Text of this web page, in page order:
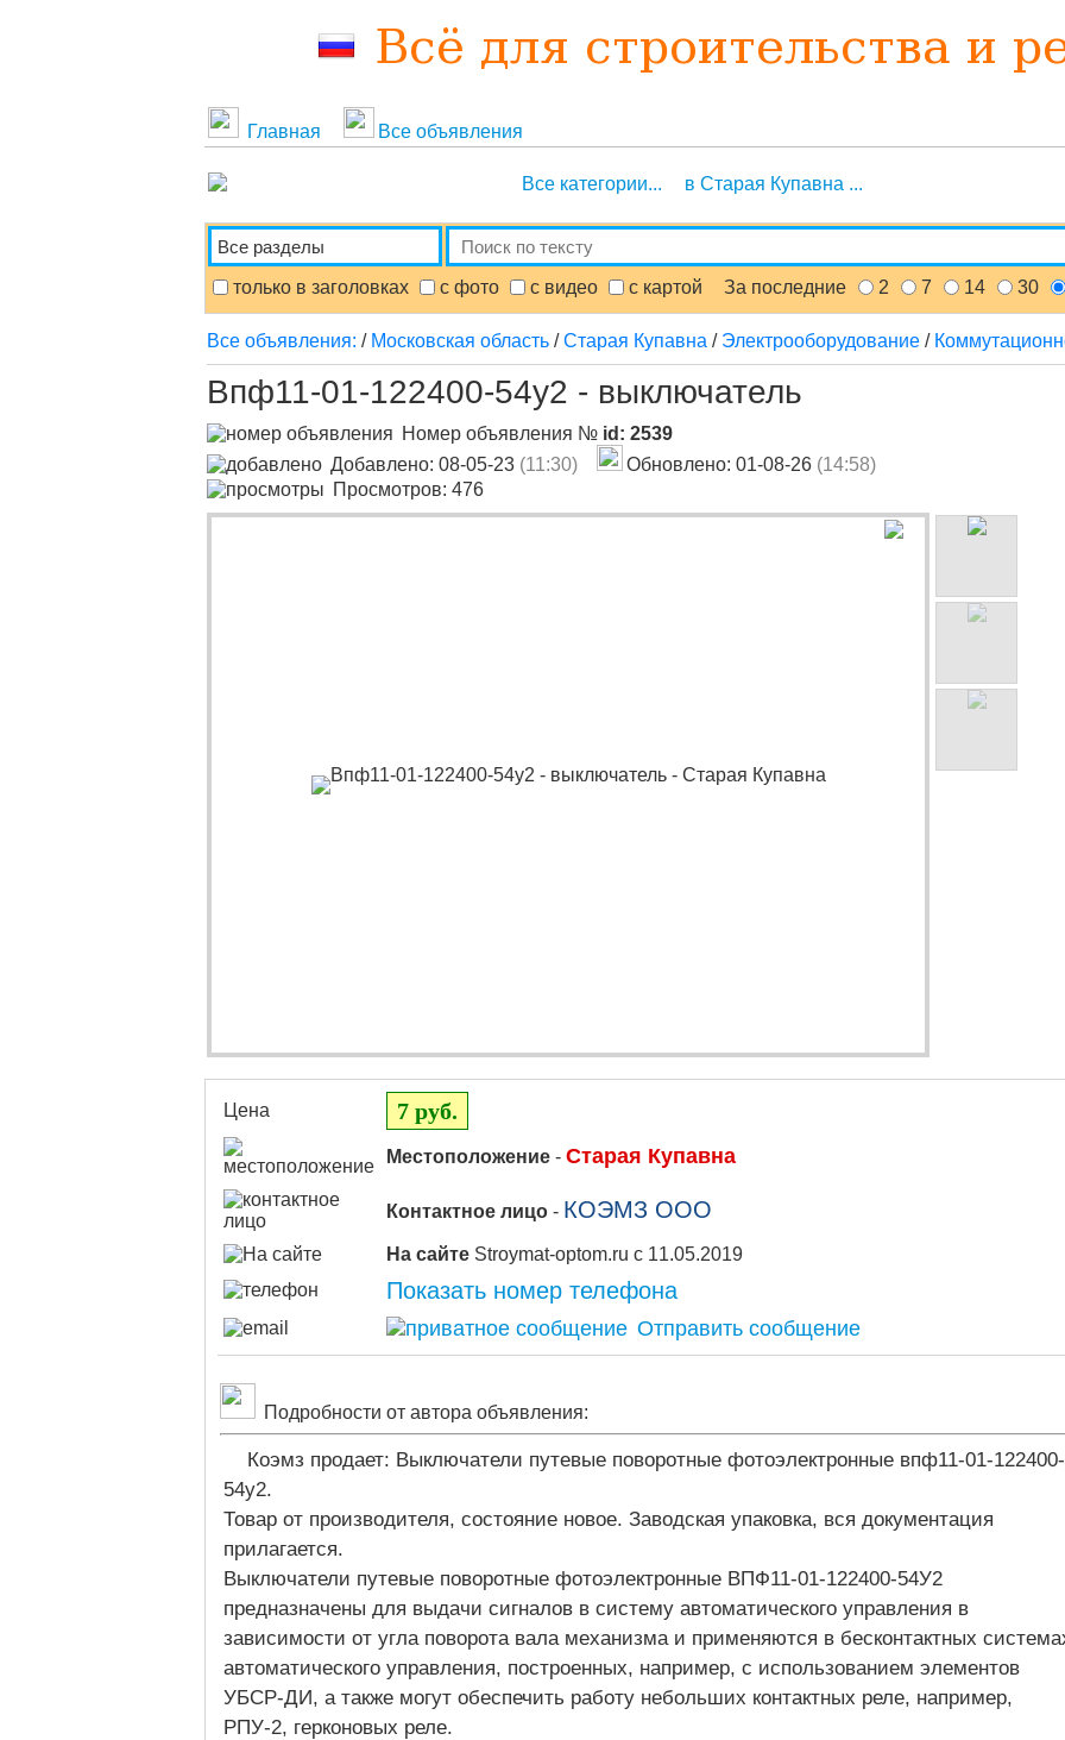
Главная Все объявления
Все категории... в Старая Купавна ...
только в заголовках с фото с видео с картой За последние 2 7 14 30
Все объявления: / Московская область /Старая Купавна / Электрооборудование /
Впф11-01-122400-54у2 - выключатель
Номер объявления № id: 2539
Добавлено: 08-05-23 (11:30) Обновлено: 01-08-26 (14:58)
Просмотров: 476
Цена 7 руб.
Местоположение - Старая Купавна
Контактное лицо - КОЭМЗ ООО
На сайте Stroymat-optom.ru с 11.05.2019
Показать номер телефона
Отправить сообщение
Подробности от автора объявления:
Коэмз продает: Выключатели путевые поворотные фотоэлектронные впф11-01-122400-
54у2.
Товар от производителя, состояние новое. Заводская упаковка, вся документация
прилагается.
Выключатели путевые поворотные фотоэлектронные ВПФ11-01-122400-54У2
предназначены для выдачи сигналов в систему автоматического управления в
зависимости от угла поворота вала механизма и применяются в бесконтактных
автоматического управления, построенных, например, с использованием элементов
УБСР-ДИ, а также могут обеспечить работу небольших контактных реле, например,
РПУ-2, герконовых реле.